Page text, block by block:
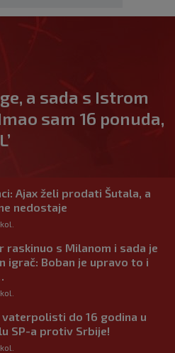
a sada s Istrom
sam 16 ponuda,
Ajax želi prodati Šutala, a
nedostaje
raskinuo s Milanom i sada je
igrač: Boban je upravo to i
do 16 godina u
SP-a protiv Srbije!